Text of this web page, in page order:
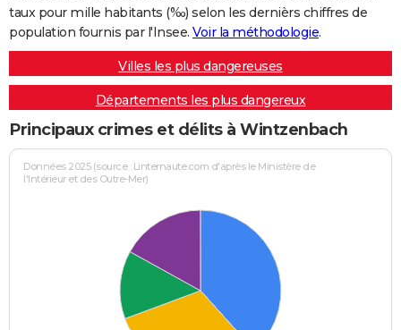
taux pour mille habitants (‰) selon les dernièrs chiffres de
population fournis par l'Insee. Voir la méthodologie.
Villes les plus dangereuses
Départements les plus dangereux
Principaux crimes et délits à Wintzenbach
Données 2025 (source : Linternaute.com d'après le Ministère de
l'Intérieur et des Outre-Mer)